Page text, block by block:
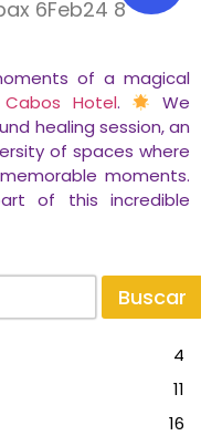
of a magical
Hotel.
We
healing session, an
of spaces where
moments.
of this incredible
Buscar
4
11
16